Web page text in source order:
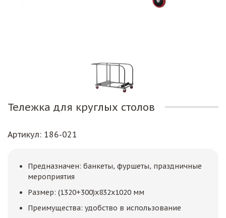
Тележка для круглых столов
Артикул: 186-021
Предназначен: банкеты, фуршеты, праздничные
мероприятия
Размер: (1320+300)х832х1020 мм
Преимущества: удобство в использование